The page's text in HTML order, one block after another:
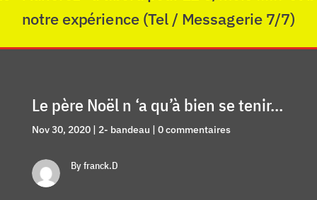
notre expérience (Tel / Messagerie 7/7)
Le père Noël n ‘a qu’à bien se tenir…
Nov 30, 2020| 2- bandeau | 0 commentaires
By franck.D